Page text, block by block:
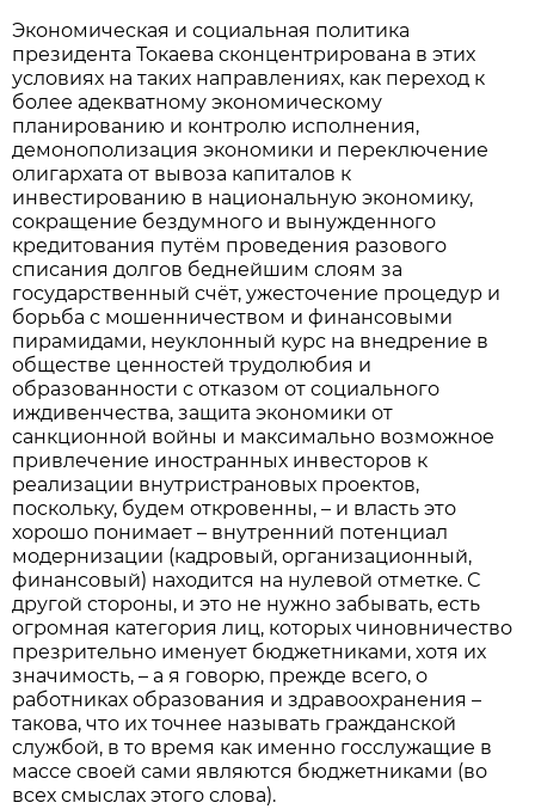
Экономическая и социальная политика
президента Токаева сконцентрирована в этих
условиях на таких направлениях, как переход к
более адекватному экономическому
планированию и контролю исполнения,
демонополизация экономики и переключение
олигархата от вывоза капиталов к
инвестированию в национальную экономику,
сокращение бездумного и вынужденного
кредитования путём проведения разового
списания долгов беднейшим слоям за
государственный счёт, ужесточение процедур и
борьба с мошенничеством и финансовыми
пирамидами, неуклонный курс на внедрение в
обществе ценностей трудолюбия и
образованности с отказом от социального
иждивенчества, защита экономики от
санкционной войны и максимально возможное
привлечение иностранных инвесторов к
реализации внутристрановых проектов,
поскольку, будем откровенны, – и власть это
хорошо понимает – внутренний потенциал
модернизации (кадровый, организационный,
финансовый) находится на нулевой отметке. С
другой стороны, и это не нужно забывать, есть
огромная категория лиц, которых чиновничество
презрительно именует бюджетниками, хотя их
значимость, – а я говорю, прежде всего, о
работниках образования и здравоохранения –
такова, что их точнее называть гражданской
службой, в то время как именно госслужащие в
массе своей сами являются бюджетниками (во
всех смыслах этого слова).